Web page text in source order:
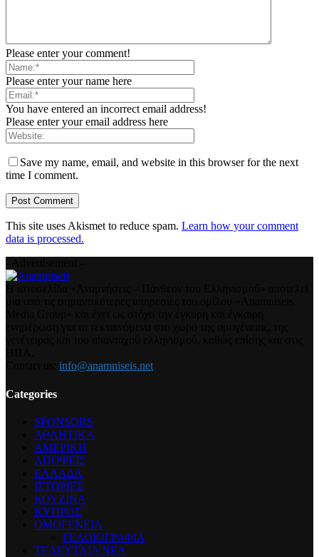
Please enter your comment!
Please enter your name here
You have entered an incorrect email address!
Please enter your email address here
Save my name, email, and website in this browser for the next
time I comment.
This site uses Akismet to reduce spam. Learn how your comment
data is processed.
info@anamniseis.net
Categories
SPONSORS
ΑΘΛΗΤΙΚΑ
ΑΜΕΡΙΚΗ
ΑΠΟΨΕΙΣ
ΕΛΛΑΔΑ
ΙΣΤΟΡΙΕΣ
ΚΟΥΖΙΝΑ
ΚΥΠΡΟΣ
ΟΜΟΓΕΝΕΙΑ
ΓΕΛΟΙΟΓΡΑΦΙΑ
ΤΕΛΕΥΤΑΙΑ ΝΕΑ